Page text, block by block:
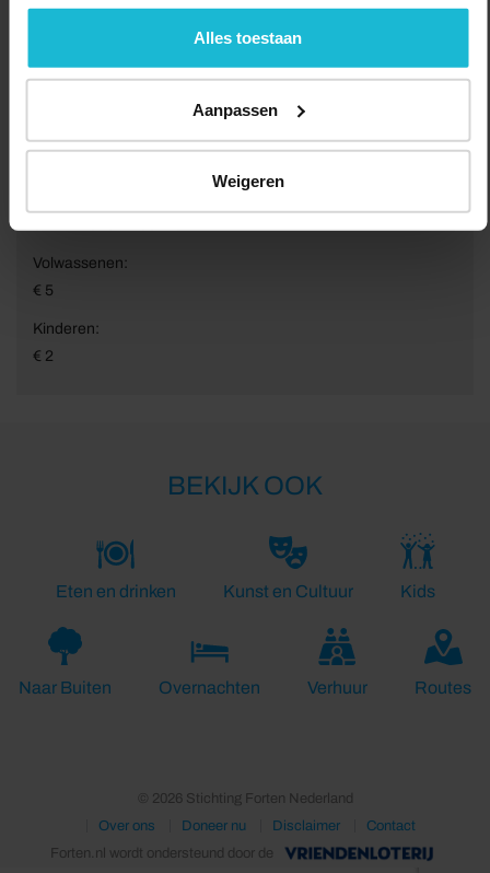
geen commerciële doelstelling. U kunt deze cookies via
de knoppen accepteren, beheren of weigeren.
Alles toestaan
Aanpassen
Weigeren
Volwassenen:
€ 5
Kinderen:
€ 2
BEKIJK OOK
Eten en drinken Kunst en Cultuur Kids
Naar Buiten Overnachten Verhuur Routes
© 2026 Stichting Forten Nederland
Over ons
Doneer nu Disclaimer
Contact
Forten.nl wordt ondersteund door de